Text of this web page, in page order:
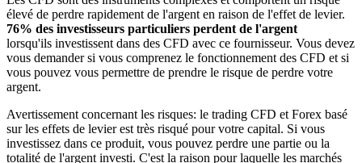
élevé de perdre rapidement de l'argent en raison de l'effet de levier.
76% des investisseurs particuliers perdent de l'argent
lorsqu'ils investissent dans des CFD avec ce fournisseur. Vous devez
vous demander si vous comprenez le fonctionnement des CFD et si
vous pouvez vous permettre de prendre le risque de perdre votre
argent.
Avertissement concernant les risques: le trading CFD et Forex basé
sur les effets de levier est très risqué pour votre capital. Si vous
investissez dans ce produit, vous pouvez perdre une partie ou la
totalité de l'argent investi. C'est la raison pour laquelle les marchés